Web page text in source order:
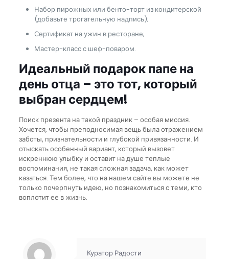
Набор пирожных или бенто-торт из кондитерской
(добавьте трогательную надпись);
Сертификат на ужин в ресторане;
Мастер-класс с шеф-поваром.
Идеальный подарок папе на
день отца – это тот, который
выбран сердцем!
Поиск презента на такой праздник – особая миссия.
Хочется, чтобы преподносимая вещь была отражением
заботы, признательности и глубокой привязанности. И
отыскать особенный вариант, который вызовет
искреннюю улыбку и оставит на душе теплые
воспоминания, не такая сложная задача, как может
казаться. Тем более, что на нашем сайте вы можете не
только почерпнуть идею, но познакомиться с теми, кто
воплотит ее в жизнь.
Куратор Радости